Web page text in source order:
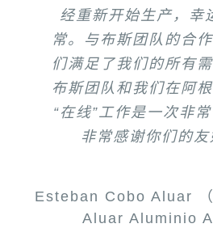
经重新开始生产，幸
常。与布斯团队的合
们满足了我们的所有
布斯团队和我们在阿
“在线”工作是一次非
非常感谢你们的友
Esteban Cobo Aluar （
Aluar Aluminio
支持和理解表示衷心
辛勤工作为NFC和布
定了坚实的基础。我
真诚合作，坚持不懈
和维修工作，为NFC
的声誉而努
Hao先生, NFC
SIPCHEM, Gulf
PLASCOM就成功地
产线生产电线电缆用
Eng. Samir Allouni（
Co. for Cable
斯是高科技公司。谢
作。”
Mohammed Jouda
厂生产经理）
的产品质量和产量都
很低，很少需要备件
一款非常好的产品，
能。”
Jameel Almasri （项目
的配混使产品达到了
另外，布斯团队的技
善。在商业上，布斯
解。”
Ihab Sharaf （工厂经理